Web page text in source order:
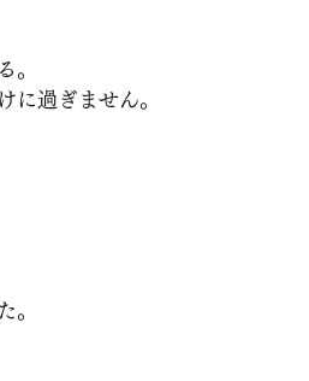
。
に過ぎません。
。